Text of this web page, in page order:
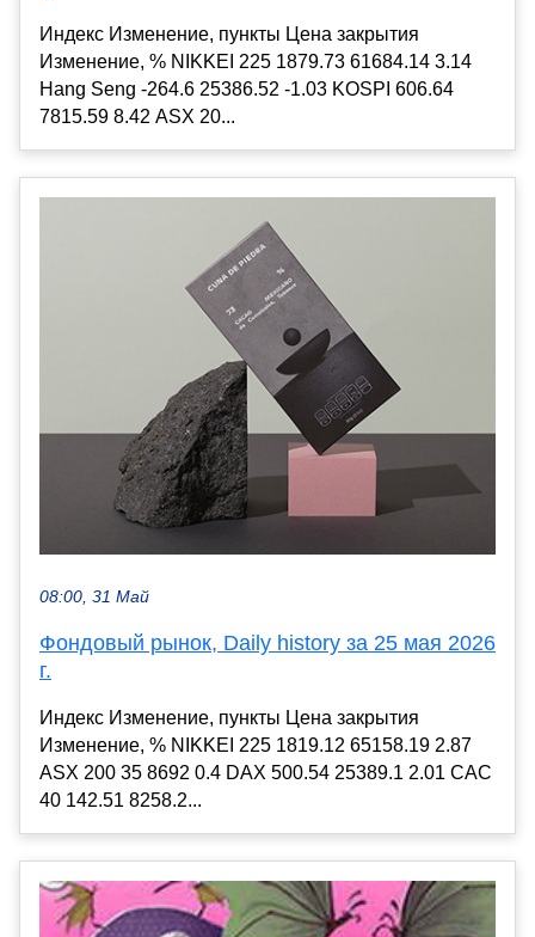
Индекс Изменение, пункты Цена закрытия
Изменение, % NIKKEI 225 1879.73 61684.14 3.14
Hang Seng -264.6 25386.52 -1.03 KOSPI 606.64
7815.59 8.42 ASX 20...
08:00, 31 Май
Фондовый рынок, Daily history за 25 мая 2026
г.
Индекс Изменение, пункты Цена закрытия
Изменение, % NIKKEI 225 1819.12 65158.19 2.87
ASX 200 35 8692 0.4 DAX 500.54 25389.1 2.01 CAC
40 142.51 8258.2...